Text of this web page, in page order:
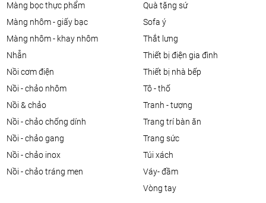
màng bọc thực phẩm
màng nhôm - giấy bạc
màng nhôm - khay nhôm
nhẫn
nồi cơm điện
nồi - chảo nhôm
nồi & chảo
nồi - chảo chống dính
nồi - chảo gang
nồi - chảo inox
nồi - chảo tráng men
quà tặng sứ
sofa ý
thắt lưng
thiết bị điện gia đình
thiết bị nhà bếp
tô - thố
tranh - tượng
trang trí bàn ăn
trang sức
túi xách
váy- đầm
vòng tay